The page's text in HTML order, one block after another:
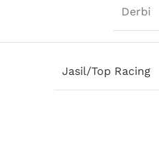
Derbi
Jasil/Top Racing